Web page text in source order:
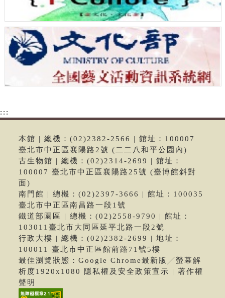
:::
本館 | 總機：(02)2382-2566 | 館址：100007
臺北市中正區襄陽路2號 (二二八和平公園內)
古生物館 | 總機：(02)2314-2699 | 館址：
100007 臺北市中正區襄陽路25號 (臺博館斜對
面)
南門館 | 總機：(02)2397-3666 | 館址：100035
臺北市中正區南昌路一段1號
鐵道部園區 | 總機：(02)2558-9790 | 館址：
103011臺北市大同區延平北路一段2號
行政大樓 | 總機：(02)2382-2699 | 地址：
100011 臺北市中正區館前路71號5樓
最佳瀏覽狀態：Google Chrome最新版╱螢幕解
析度1920x1080 隱私權及安全政策宣示 | 著作權
聲明